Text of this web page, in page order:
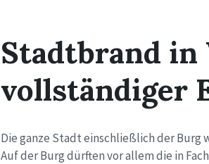
Stadtbrand
vollständiger
Die ganze Stadt einschließlich der Burg
Auf der Burg dürften vor allem die in